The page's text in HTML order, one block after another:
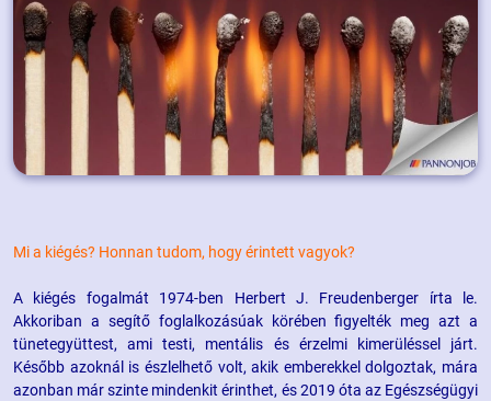
Mi a kiégés? Honnan tudom, hogy érintett vagyok?
A kiégés fogalmát 1974-ben Herbert J. Freudenberger írta le.
Akkoriban a segítő foglalkozásúak körében figyelték meg azt a
tünetegyüttest, ami testi, mentális és érzelmi kimerüléssel járt.
Később azoknál is észlelhető volt, akik emberekkel dolgoztak, mára
azonban már szinte mindenkit érinthet, és 2019 óta az Egészségügyi